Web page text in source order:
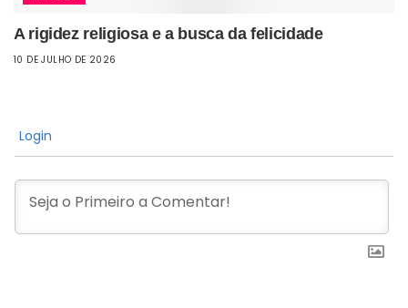
A rigidez religiosa e a busca da felicidade
10 DE JULHO DE 2026
Login